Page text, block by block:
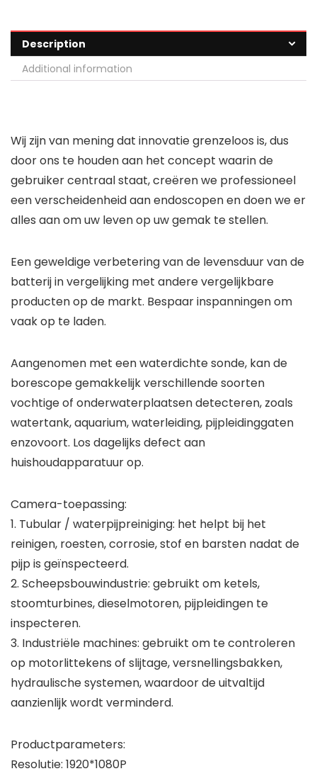
Description
Additional information
Wij zijn van mening dat innovatie grenzeloos is, dus
door ons te houden aan het concept waarin de
gebruiker centraal staat, creëren we professioneel
een verscheidenheid aan endoscopen en doen we er
alles aan om uw leven op uw gemak te stellen.
Een geweldige verbetering van de levensduur van de
batterij in vergelijking met andere vergelijkbare
producten op de markt. Bespaar inspanningen om
vaak op te laden.
Aangenomen met een waterdichte sonde, kan de
borescope gemakkelijk verschillende soorten
vochtige of onderwaterplaatsen detecteren, zoals
watertank, aquarium, waterleiding, pijpleidinggaten
enzovoort. Los dagelijks defect aan
huishoudapparatuur op.
Camera-toepassing:
1. Tubular / waterpijpreiniging: het helpt bij het
reinigen, roesten, corrosie, stof en barsten nadat de
pijp is geïnspecteerd.
2. Scheepsbouwindustrie: gebruikt om ketels,
stoomturbines, dieselmotoren, pijpleidingen te
inspecteren.
3. Industriële machines: gebruikt om te controleren
op motorlittekens of slijtage, versnellingsbakken,
hydraulische systemen, waardoor de uitvaltijd
aanzienlijk wordt verminderd.
Productparameters:
Resolutie: 1920*1080P